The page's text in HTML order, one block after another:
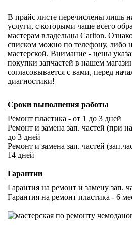
В прайс листе перечислены лишь
услуги, с которыми чаще всего
мастерам владельцы Carlton.
списком можно по телефону, либо
мастерской. Внимание - цены
покупки запчастей в нашем
согласовывается с вами, перед
диагностики!
Сроки выполнения работы
Ремонт пластика - от 1 до 3 дней
Ремонт и замена зап. частей (при
до 3 дней
Ремонт и замена зап. частей
14 дней
Гарантии
Гарантия на ремонт и замену зап.
Гарантия на ремонт пластика - 6